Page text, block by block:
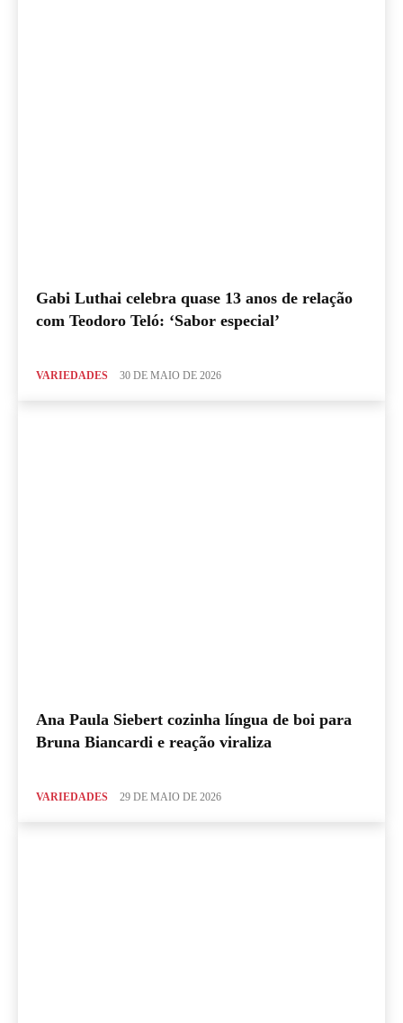
Gabi Luthai celebra quase 13 anos de relação
com Teodoro Teló: ‘Sabor especial’
VARIEDADES 30 DE MAIO DE 2026
Ana Paula Siebert cozinha língua de boi para
Bruna Biancardi e reação viraliza
VARIEDADES 29 DE MAIO DE 2026